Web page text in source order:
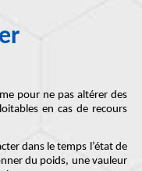
pour ne pas altérer des
en cas de recours
dans le temps l’état de
du poids, une vauleur